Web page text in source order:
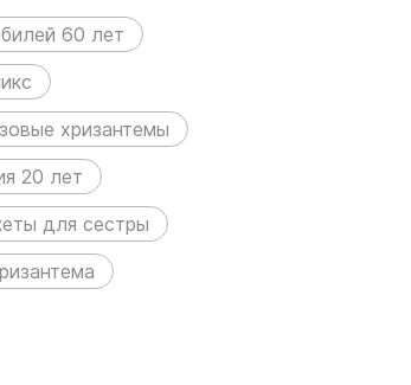
60 лет
хризантемы
20 лет
для сестры